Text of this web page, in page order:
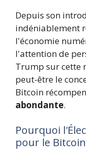
Depuis son
indéniablement
l'économie
l'attention de
Trump sur cette
peut-être le
Bitcoin
abondante.
Pourquoi
pour le